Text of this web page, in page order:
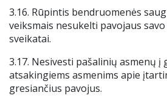
3.16. Rūpintis bendruomenės
veiksmais nesukelti pavojaus
sveikatai.
3.17. Nesivesti pašalinių asmenų į
atsakingiems asmenims apie
gresiančius pavojus.